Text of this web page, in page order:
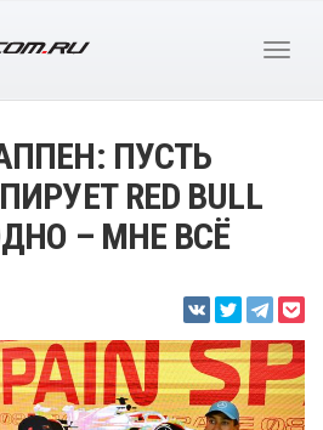
ПУСТЬ
RED BULL
– МНЕ ВСЁ